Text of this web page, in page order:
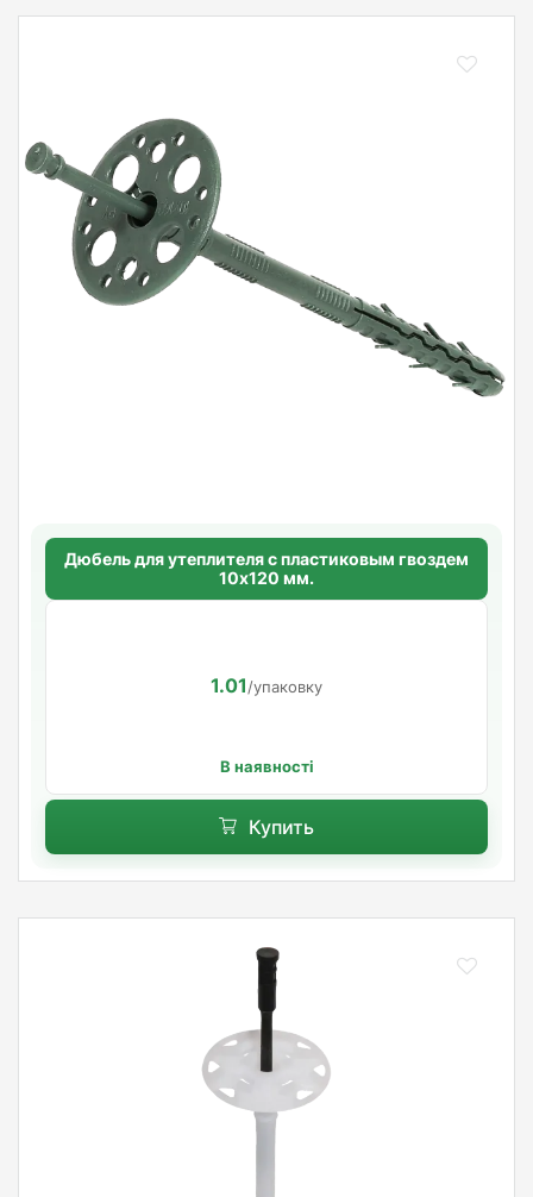
Дюбель для утеплителя с пластиковым гвоздем
10х120 мм.
1.01/упаковку
В наявності
Купить